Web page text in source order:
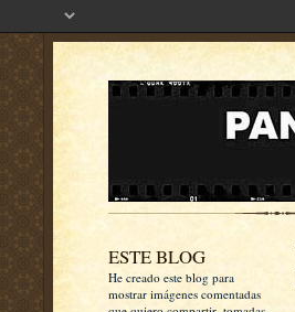
ESTE BLOG
He creado este blog para
mostrar imágenes comentadas